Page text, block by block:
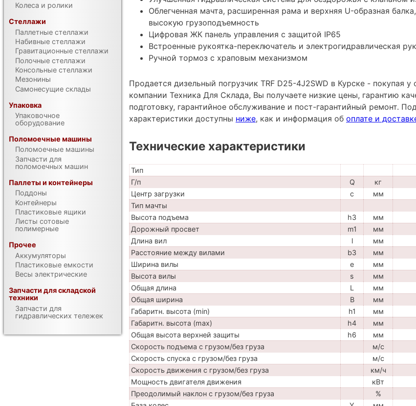
Облегченная мачта, расширенная рама и верхняя U-образная
высокую грузоподъемность
Цифровая ЖК панель управления с защитой IP65
Встроенные рукоятка-переключатель и электрогидравлическая
Ручной тормоз с храповым механизмом
Продается дизельный погрузчик TRF D25-4J2SWD в Курске - покупая
компании Техника Для Склада, Вы получаете низкие цены, гарантию
подготовку, гарантийное обслуживание и пост-гарантийный ремонт.
характеристики доступны ниже, как и информация об оплате и
Технические характеристики
Тип
Г/п
Q кг
Центр загрузки
c мм
Тип мачты
Высота подъема
h3 мм
Дорожный просвет
m1 мм
Длина вил
l мм
Расстояние между вилами
b3 мм
Ширина вилы
e мм
Высота вилы
s мм
Общая длина
L мм
Общая ширина
B мм
Габаритн. высота (min)
h1 мм
Габаритн. высота (max)
h4 мм
Общая высота верхней защиты
h6 мм
Скорость подъема с грузом/без груза
м/с
Скорость спуска с грузом/без груза
м/с
Скорость движения с грузом/без груза
км/ч
Мощность двигателя движения
кВт
Преодолимый наклон с грузом/без груза
%
Колеса и ролики
Стеллажи
Паллетные стеллажи
Набивные стеллажи
Гравитационные стеллажи
Полочные стеллажи
Консольные стеллажи
Мезонины
Самонесущие склады
Упаковка
Упаковочное
оборудование
Поломоечные машины
Поломоечные машины
Запчасти для
поломоечных машин
Паллеты и контейнеры
Поддоны
Контейнеры
Пластиковые ящики
Листы сотовые
полимерные
Прочее
Аккумуляторы
Пластиковые емкости
Весы электрические
Запчасти для складской
техники
Запчасти для
гидравлических тележек